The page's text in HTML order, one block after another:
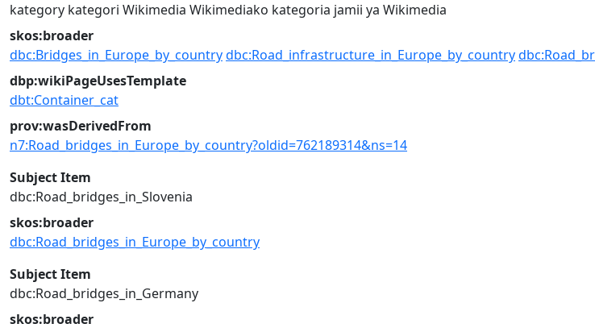
kategory kategori Wikimedia Wikimediako kategoria jamii ya Wikimedia
skos:broader
dbc:Bridges_in_Europe_by_countrydbc:Road_infrastructure_in_Europe_by_country
dbp:wikiPageUsesTemplate
dbt:Container_cat
prov:wasDerivedFrom
n7:Road_bridges_in_Europe_by_country?oldid=762189314&ns=14
Subject Item
dbc:Road_bridges_in_Slovenia
skos:broader
dbc:Road_bridges_in_Europe_by_country
Subject Item
dbc:Road_bridges_in_Germany
skos:broader